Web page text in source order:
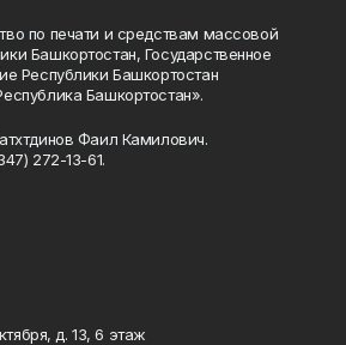
по печати и средствам массовой
Башкортостан, Государственное
Республики Башкортостан
Башкортостан».
Фаил Камилович.
272-13-61.
д. 13, 6 этаж